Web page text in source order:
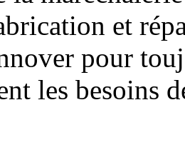
et
pour
les besoins